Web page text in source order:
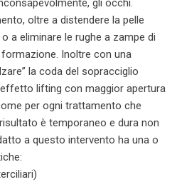
gli occhi.
oltre a distendere la pelle
a eliminare le rughe a zampe di
Inoltre con una
la coda del sopracciglio
lifting con maggior apertura
per ogni trattamento che
è temporaneo e dura non
a questo intervento ha una o